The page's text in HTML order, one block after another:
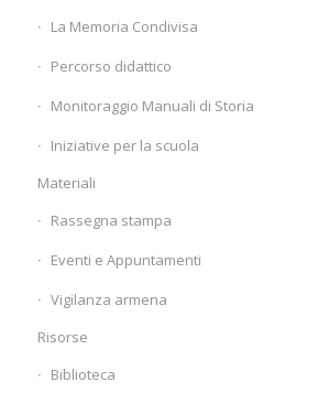
La Memoria Condivisa
Percorso didattico
Monitoraggio Manuali di Storia
Iniziative per la scuola
Materiali
Rassegna stampa
Eventi e Appuntamenti
Vigilanza armena
Risorse
Biblioteca